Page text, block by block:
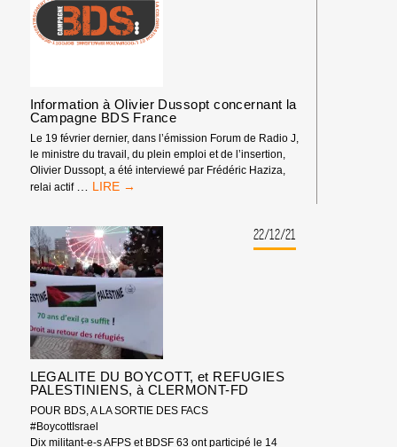
Information à Olivier Dussopt concernant la
Campagne BDS France
Le 19 février dernier, dans l’émission Forum de Radio J,
le ministre du travail, du plein emploi et de l’insertion,
Olivier Dussopt, a été interviewé par Frédéric Haziza,
relai actif
<STRONG>INFORMATION
DUSSOPT
CONCERNANT
LA
CAMPAGNE
BDS
22/12/21
LEGALITE DU BOYCOTT, et REFUGIES
PALESTINIENS, à CLERMONT-FD
POUR BDS, A LA SORTIE DES FACS
#BoycottIsrael
Dix militant-e-s AFPS et BDSF 63 ont participé le 14